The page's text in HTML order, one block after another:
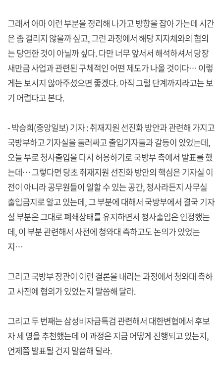
그래서 아마 이런 부분을 정리해 나가고 방향을 잡아 가는데 시간
은 좀 걸리지 않을까 싶고, 그런 과정에서 해당 지자체와의 협의
는 당연한 것이 아닐까 싶다. 다만 너무 앞서서 해석하셔서 당장
새만금 사업과 관련된 구체적인 어떤 제도가 나올 것이다… 이렇
게는 보시지 않아주셨으면 좋겠다. 아직 그럴 단계까지라고는 보
기 어렵다고 본다.
- 박승희(중앙일보) 기자 : 취재지원 선진화 방안과 관련해 가지고
국방부하고 기자실을 둘러싸고 출입기자들과 갈등이 있었는데,
오늘 부로 청사출입을 다시 허용하기로 국방부 측에서 발표를 했
는데… 그렇다면 당초 취재지원 선진화 방안의 핵심은 기자실 이
전이 아니라 공무원들이 일할 수 있는 공간, 청사라든지 사무실
출입금지로 알고 있는데, 그 부분에 대해서 국방부에서 결국 기자
실 부분은 그대로 폐쇄상태를 유지하면서 청사출입은 인정했는
데, 이 부분 관련해서 사전에 청와대 측하고도 논의가 있었는
지…
그리고 국방부 장관이 이런 결론을 내리는 과정에서 청와대 측하
고 사전에 협의가 있었는지 말씀해 달라.
그리고 두 번째는 삼성비자금특검 관련해서 대한변협에서 후보
자 세 명을 추천했는데 이 과정은 지금 어떻게 진행되고 있는지,
언제쯤 발표될 건지 말씀해 달라.